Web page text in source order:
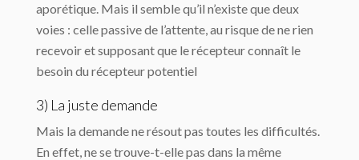
aporétique. Mais il semble qu’il n’existe que deux
voies : celle passive de l’attente, au risque de ne rien
recevoir et supposant que le récepteur connaît le
besoin du récepteur potentiel
3) La juste demande
Mais la demande ne résout pas toutes les difficultés.
En effet, ne se trouve-t-elle pas dans la même